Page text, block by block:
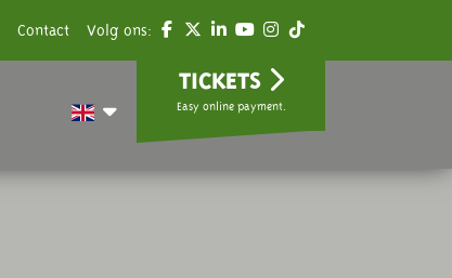
Contact Volg ons:
TICKETS
Easy online payment.